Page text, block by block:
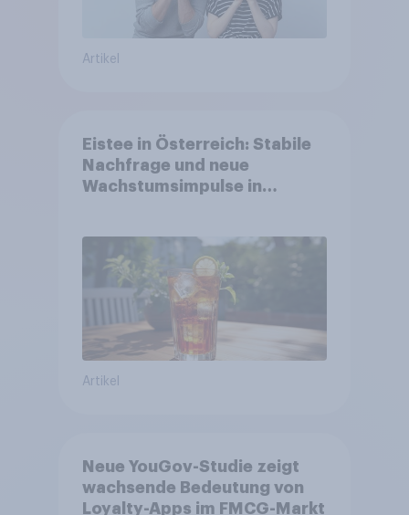
Artikel
Eistee in Österreich: Stabile
Nachfrage und neue
Wachstumsimpulse in
Artikel
Neue YouGov-Studie zeigt
wachsende Bedeutung von
Loyalty-Apps im FMCG-Markt